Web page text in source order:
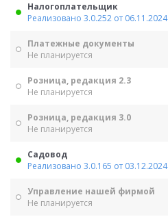
Налогоплательщик
Реализовано 3.0.252 от 06.11.2024
Платежные документы
Не планируется
Розница, редакция 2.3
Не планируется
Розница, редакция 3.0
Не планируется
Садовод
Реализовано 3.0.165 от 03.12.2024
Управление нашей фирмой
Не планируется